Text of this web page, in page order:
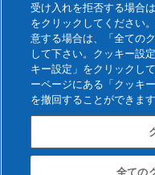
ご利用条件
企業情報
Copyright © Asahi Kasei
受け入れを拒否する場合
をクリックしてください
意する場合は、「全ての
して下さい。クッキー設
キー設定」をクリックし
ーページにある「クッキ
を撤回することができます
全ての